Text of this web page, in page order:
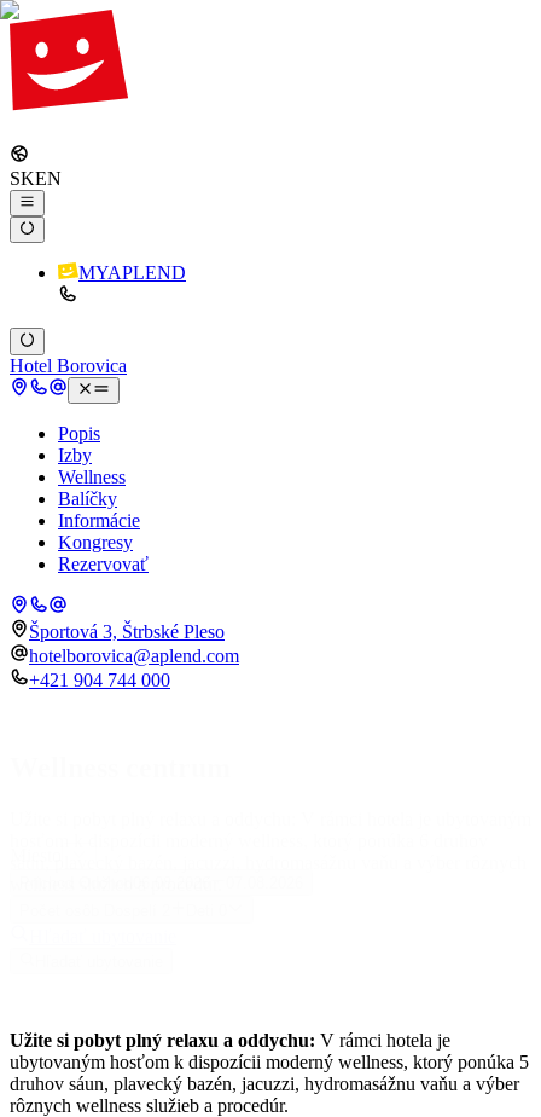
SKEN
MYAPLEND
Hotel Borovica
Popis
Izby
Wellness
Balíčky
Informácie
Kongresy
Rezervovať
Športová 3, Štrbské Pleso
hotelborovica@aplend.com
+421 904 744 000
Užite si pobyt plný relaxu a oddychu: V rámci hotela je
ubytovaným hosťom k dispozícii moderný wellness, ktorý ponúka 5
druhov sáun, plavecký bazén, jacuzzi, hydromasážnu vaňu a výber
rôznych wellness služieb a procedúr.